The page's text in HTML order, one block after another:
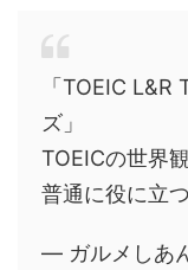
「TOEIC
ズ」
TOEICの世界
普通に役に立つ
— ガルメしあ